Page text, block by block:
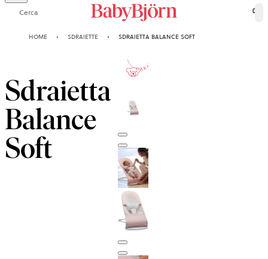
Cerca 0
HOME SDRAIETTE SDRAIETTA BALANCE SOFT
Sdraietta
Balance
Soft
GARANZIA